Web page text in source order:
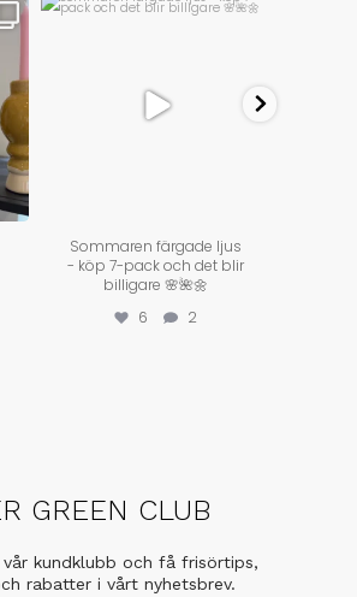
Sommaren färgade ljus
- köp 7-pack och det blir
billigare 🌸🌺🌼
6
2